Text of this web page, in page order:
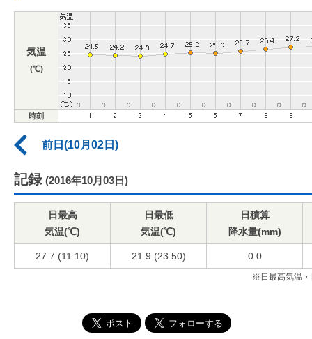
気温
(℃)
時刻
前日(10月02日)
記録 (2016年10月03日)
日最高
気温(℃)
日最低
気温(℃)
日積算
降水量(mm)
27.7 (11:10) 21.9 (23:50) 0.0
※日最高気温・